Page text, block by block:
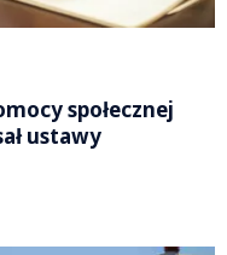
społecznej
ustawy